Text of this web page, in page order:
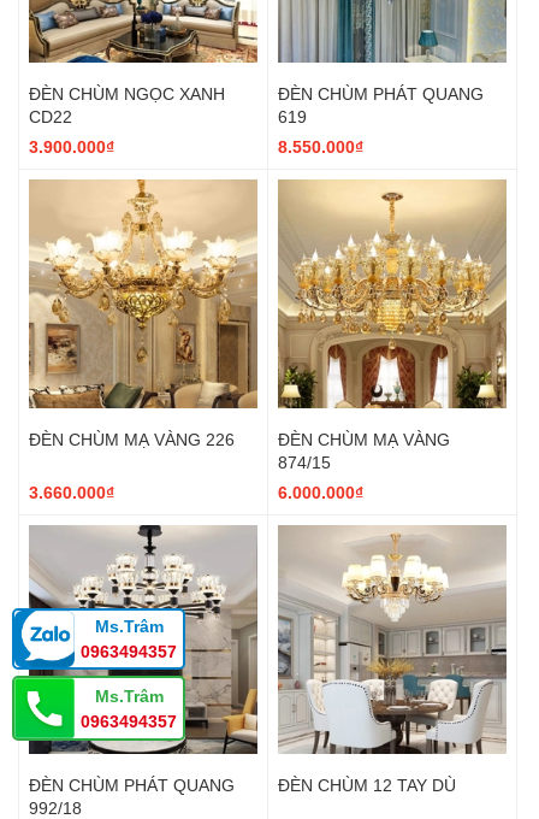
ĐÈN CHÙM NGỌC XANH
CD22
3.900.000₫
ĐÈN CHÙM PHÁT QUANG
619
8.550.000₫
ĐÈN CHÙM MẠ VÀNG 226
3.660.000₫
ĐÈN CHÙM MẠ VÀNG
874/15
6.000.000₫
ĐÈN CHÙM PHÁT QUANG
992/18
ĐÈN CHÙM 12 TAY DÙ
Ms.Trâm
0963494357
Ms.Trâm
0963494357